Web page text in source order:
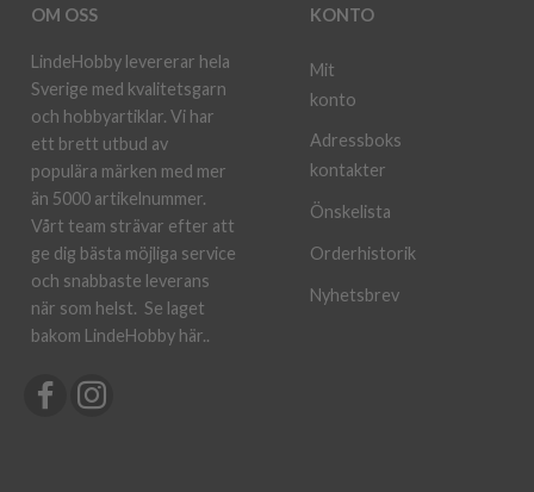
OM OSS
LindeHobby levererar hela
Sverige med kvalitetsgarn
och hobbyartiklar. Vi har
ett brett utbud av
populära märken med mer
än 5000 artikelnummer.
Vårt team strävar efter att
ge dig bästa möjliga service
och snabbaste leverans
när som helst. Se laget
bakom LindeHobby här..
KONTO
Mit
konto
Adressboks
kontakter
Önskelista
Orderhistorik
Nyhetsbrev